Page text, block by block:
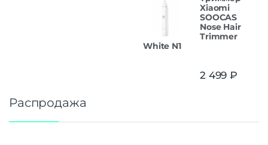
Xiaomi
SOOCAS
Nose Hair
Trimmer
White N1
2 499 ₽
Распродажа